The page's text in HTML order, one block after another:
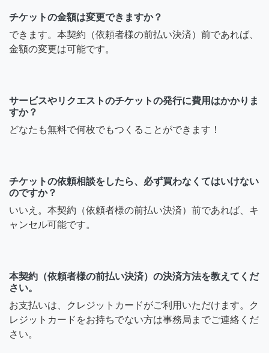
チケットの金額は変更できますか？
できます。本契約（依頼者様の前払い決済）前であれば、
金額の変更は可能です。
サービスやリクエストのチケットの発行に費用はかかりま
すか？
どなたも無料で何枚でもつくることができます！
チケットの依頼相談をしたら、必ず買わなくてはいけない
のですか？
いいえ。本契約（依頼者様の前払い決済）前であれば、キ
ャンセル可能です。
本契約（依頼者様の前払い決済）の決済方法を教えてくだ
さい。
お支払いは、クレジットカードがご利用いただけます。ク
レジットカードをお持ちでない方は事務局までご連絡くだ
さい。